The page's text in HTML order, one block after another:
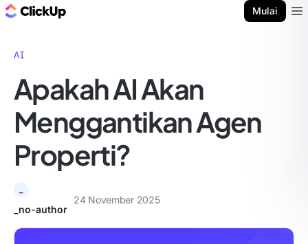
Mulai
AI
Apakah AI Akan
Menggantikan Agen
Properti?
_no-author
24 November 2025